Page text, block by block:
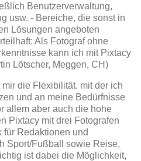
Benutzerverwaltung,
usw. - Bereiche, die sonst in
Lösungen angeboten
Als Fotograf ohne
kann ich mit Pixtacy
Lötscher, Meggen, CH)
die Flexibilität. mit der ich
und an meine Bedürfnisse
allem aber auch die hohe
Pixtacy mit drei Fotografen
Redaktionen und
Sport/Fußball sowie Reise,
ist dabei die Möglichkeit,